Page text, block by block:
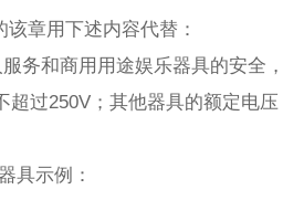
章用下述内容代替：
和商用用途娱乐器具的安全，
超过250V；其他器具的额定电压
示例：